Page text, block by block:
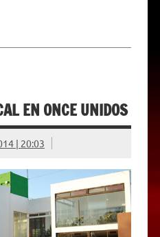
EN ONCE UNIDOS
| 20:03